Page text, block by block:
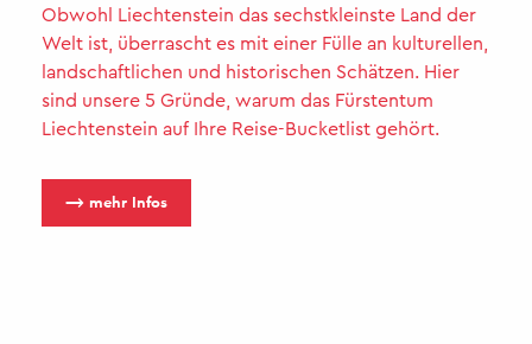
Obwohl Liechtenstein das sechstkleinste Land der
Welt ist, überrascht es mit einer Fülle an kulturellen,
landschaftlichen und historischen Schätzen. Hier
sind unsere 5 Gründe, warum das Fürstentum
Liechtenstein auf Ihre Reise-Bucketlist gehört.
⟶ mehr Infos